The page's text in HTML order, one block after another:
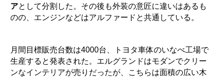
アとして分割した。その後も外装の意匠に違いはあるも
のの、エンジンなどはアルファードと共通している。
月間目標販売台数は4000台、トヨタ車体のいなべ工場で
生産すると発表された。エルグランドはモダンでクリー
ンなインテリアが売りだったが、こちらは面積の広い木